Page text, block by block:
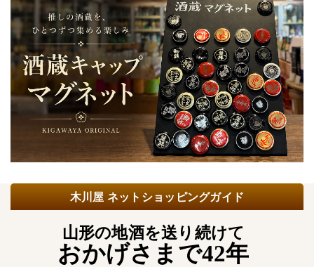
木川屋 ネットショッピングガイド
山形の地酒を送り続けて
おかげさまで42年